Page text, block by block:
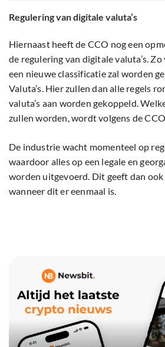
Regulering van digitale valuta’s
Hiernaast heeft de CCO nog een
de regulering van digitale valuta’s.
een nieuwe classificatie zal worden
Valuta’s. Hier zullen dan alle regels
valuta’s aan worden gekoppeld.
zullen worden, wordt volgens de
De industrie wacht momenteel op
waardoor alles op een legale en
worden uitgevoerd. Dit geeft dan
wanneer dit er eenmaal is.